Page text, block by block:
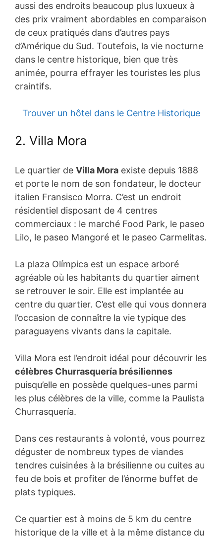
aussi des endroits beaucoup plus luxueux à
des prix vraiment abordables en comparaison
de ceux pratiqués dans d’autres pays
d’Amérique du Sud. Toutefois, la vie nocturne
dans le centre historique, bien que très
animée, pourra effrayer les touristes les plus
craintifs.
Trouver un hôtel dans le Centre Historique
2. Villa Mora
Le quartier de Villa Mora existe depuis 1888
et porte le nom de son fondateur, le docteur
italien Fransisco Morra. C’est un endroit
résidentiel disposant de 4 centres
commerciaux : le marché Food Park, le paseo
Lilo, le paseo Mangoré et le paseo Carmelitas.
La plaza Olímpica est un espace arboré
agréable où les habitants du quartier aiment
se retrouver le soir. Elle est implantée au
centre du quartier. C’est elle qui vous donnera
l’occasion de connaître la vie typique des
paraguayens vivants dans la capitale.
Villa Mora est l’endroit idéal pour découvrir les
célèbres Churrasquería brésiliennes
puisqu’elle en possède quelques-unes parmi
les plus célèbres de la ville, comme la Paulista
Churrasquería.
Dans ces restaurants à volonté, vous pourrez
déguster de nombreux types de viandes
tendres cuisinées à la brésilienne ou cuites au
feu de bois et profiter de l’énorme buffet de
plats typiques.
Ce quartier est à moins de 5 km du centre
historique de la ville et à la même distance du